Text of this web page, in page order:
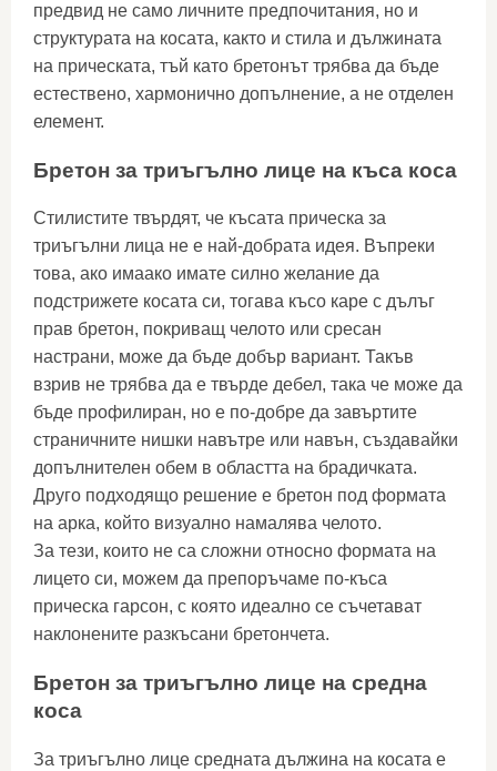
предвид не само личните предпочитания, но и
структурата на косата, както и стила и дължината
на прическата, тъй като бретонът трябва да бъде
естествено, хармонично допълнение, а не отделен
елемент.
Бретон за триъгълно лице на къса коса
Стилистите твърдят, че късата прическа за
триъгълни лица не е най-добрата идея. Въпреки
това, ако имаако имате силно желание да
подстрижете косата си, тогава късо каре с дълъг
прав бретон, покриващ челото или сресан
настрани, може да бъде добър вариант. Такъв
взрив не трябва да е твърде дебел, така че може да
бъде профилиран, но е по-добре да завъртите
страничните нишки навътре или навън, създавайки
допълнителен обем в областта на брадичката.
Друго подходящо решение е бретон под формата
на арка, който визуално намалява челото.
За тези, които не са сложни относно формата на
лицето си, можем да препоръчаме по-къса
прическа гарсон, с която идеално се съчетават
наклонените разкъсани бретончета.
Бретон за триъгълно лице на средна
коса
За триъгълно лице средната дължина на косата е